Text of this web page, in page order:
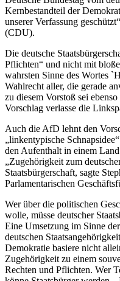
Kernbestandteil der
unserer Verfassung
(CDU).
Die deutsche
Pflichten“ und nicht mit
wahrsten Sinne des Wortes
Wahlrecht aller, die gerade
zu diesem Vorstoß sei
Vorschlag verlasse die
Auch die AfD lehnt den
„linkentypische
den Aufenthalt in einem
„Zugehörigkeit zum
Staatsbürgerschaft, sagte
Parlamentarischen
Wer über die politischen
wolle, müsse deutscher
Eine Umsetzung im Sinne
deutschen
Demokratie basiere nicht
Zugehörigkeit zu einem
Rechten und Pflichten. Wer